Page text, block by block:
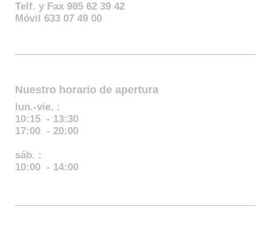
Telf. y Fax 985 62 39 42
Móvil 633 07 49 00
Nuestro horario de apertura
lun.-vie. :
10:15 - 13:30
17:00 - 20:00
sáb. :
10:00 - 14:00